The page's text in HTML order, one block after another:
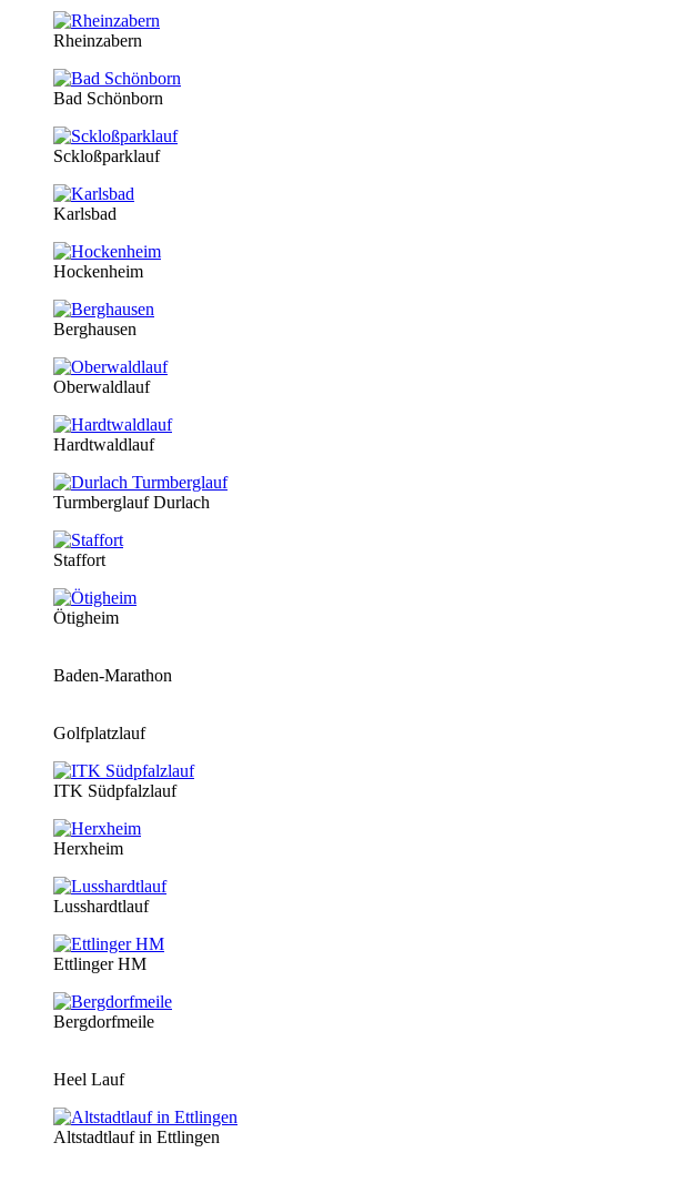
Rheinzabern
Bad Schönborn
Sckloßparklauf
Karlsbad
Hockenheim
Berghausen
Oberwaldlauf
Hardtwaldlauf
Turmberglauf Durlach
Staffort
Ötigheim
Baden-Marathon
Golfplatzlauf
ITK Südpfalzlauf
Herxheim
Lusshardtlauf
Ettlinger HM
Bergdorfmeile
Heel Lauf
Altstadtlauf in Ettlingen